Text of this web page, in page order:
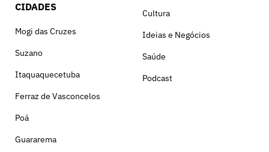
CIDADES
Mogi das Cruzes
Suzano
Itaquaquecetuba
Ferraz de Vasconcelos
Poá
Guararema
Cultura
Ideias e Negócios
Saúde
Podcast